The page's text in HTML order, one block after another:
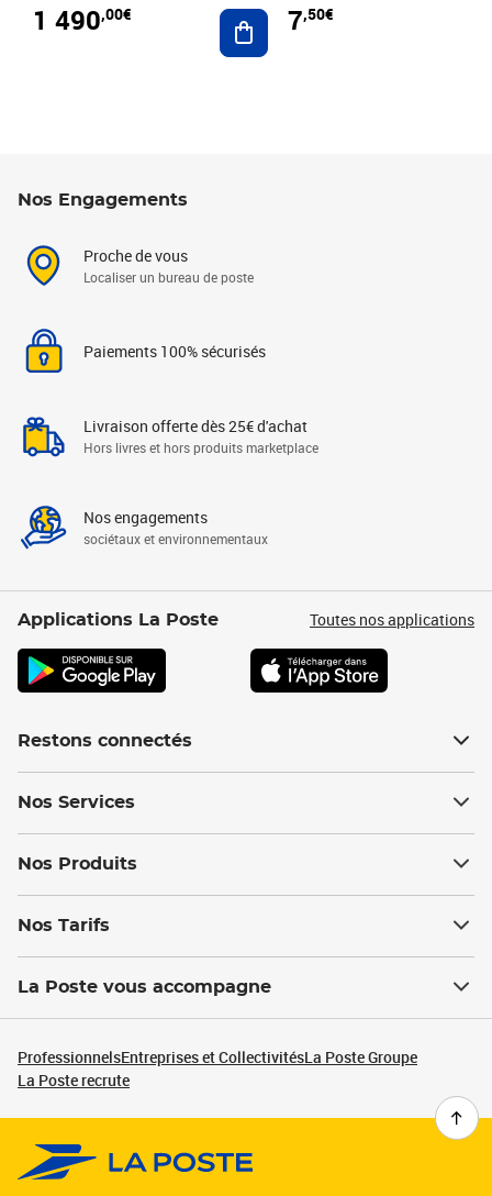
1 490,00€ Ajouter au panier
7,50€
Nos Engagements
Proche de vous
Localiser un bureau de poste
Paiements 100% sécurisés
Livraison offerte dès 25€ d'achat
Hors livres et hors produits marketplace
Nos engagements
sociétaux et environnementaux
Applications La Poste Toutes nos applications
Restons connectés
Nos Services
Nos Produits
Nos Tarifs
La Poste vous accompagne
ProfessionnelsEntreprises et CollectivitésLa Poste Groupe
La Poste recrute